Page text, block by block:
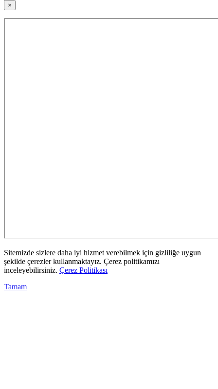
×
Sitemizde sizlere daha iyi hizmet verebilmek için gizliliğe uygun
şekilde çerezler kullanmaktayız. Çerez politikamızı
inceleyebilirsiniz. Çerez Politikası
Tamam